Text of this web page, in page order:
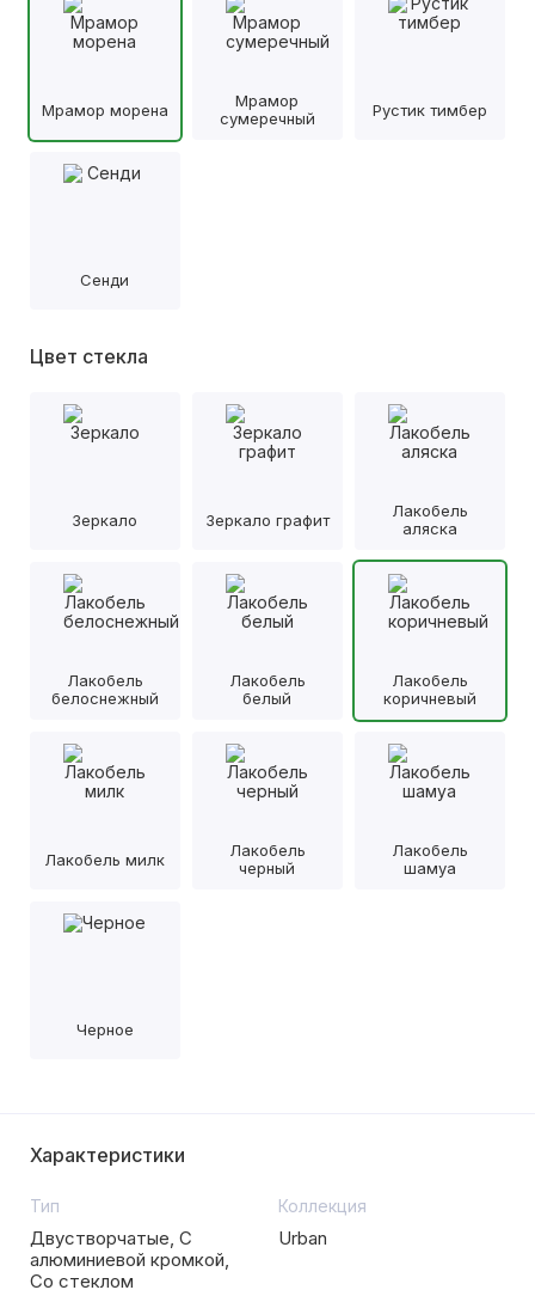
Мрамор морена
Мрамор
сумеречный
Рустик тимбер
Сенди
Цвет стекла
Зеркало Зеркало графит
Лакобель
аляска
Лакобель
белоснежный
Лакобель
белый
Лакобель
коричневый
Лакобель милк
Лакобель
черный
Лакобель
шамуа
Черное
Характеристики
Тип
Двустворчатые, С
алюминиевой кромкой,
Со стеклом
Коллекция
Urban